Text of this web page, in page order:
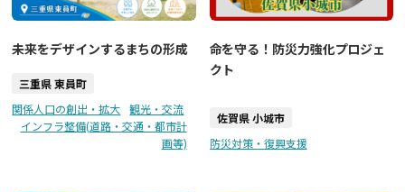
未来をデザインするまちの形成
三重県 東員町
関係人口の創出・拡大
観光・交流
インフラ整備(道路・交通・都市計
画等)
命を守る！防災力強化プロジェ
クト
佐賀県 小城市
防災対策・復興支援